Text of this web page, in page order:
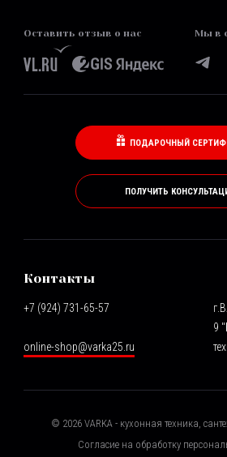
Оставить отзыв о нас Мы в
ПОДАРОЧНЫЙ
ПОЛУЧИТЬ
Контакты
+7 (924) 731-65-57
online-shop@varka25.ru
9
© 2026VARKA - кухонная техника,
Согласие на обработку